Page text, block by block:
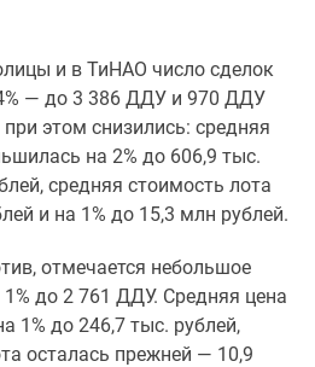
и в ТиНАО число сделок
— до 3 386 ДДУ и 970 ДДУ
этом снизились: средняя
на 2% до 606,9 тыс.
средняя стоимость лота
и на 1% до 15,3 млн рублей.
отмечается небольшое
до 2 761 ДДУ. Средняя цена
1% до 246,7 тыс. рублей,
осталась прежней — 10,9